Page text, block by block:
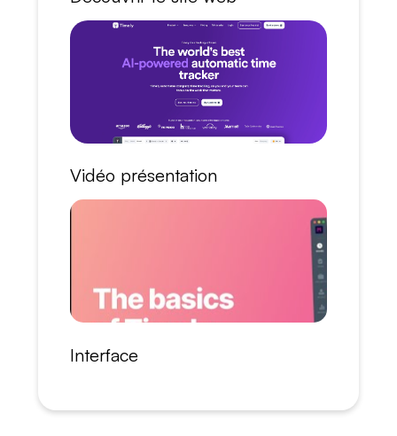
Vidéo présentation
Interface